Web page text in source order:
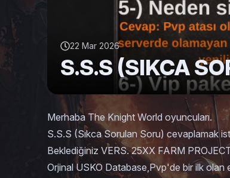
22 Mar 2026
S.S.S (SIKCA
Merhaba The Knight World oyuncuları.
S.S.S (Sıkca Sorulan Soru) cevaplamak
Beklediğiniz VERS. 25XX FARM
Orjinal USKO Database,Pvp'de bir ilk